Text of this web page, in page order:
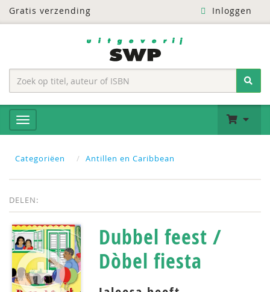
Gratis verzending Inloggen
Categoriëen Antillen en Caribbean
DELEN:
Dubbel feest /
Dòbel fiesta